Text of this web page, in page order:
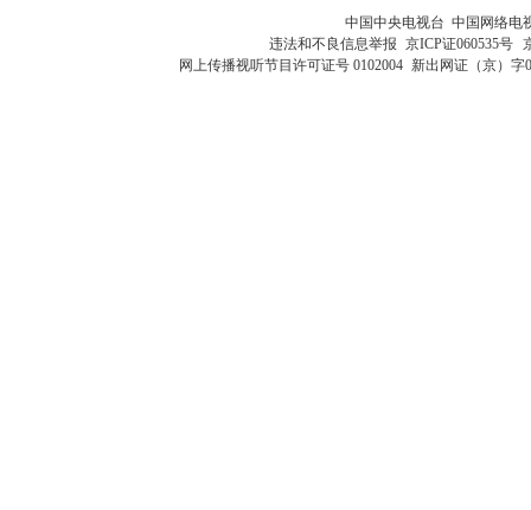
中国中央电视台 中国网络电
违法和不良信息举报 京ICP证060535号
网上传播视听节目许可证号 0102004 新出网证（京）